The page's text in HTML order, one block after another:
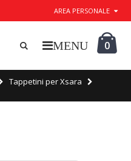
AREA PERSONALE
0
Tappetini per Xsara